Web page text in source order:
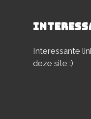
Interessante
deze site :)